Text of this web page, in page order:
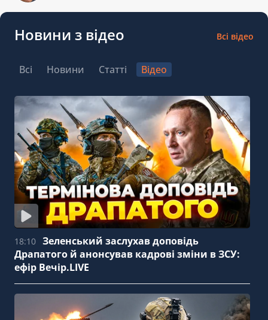
Новини з відео Всі відео
Всі Новини Статті Відео
18:10 Зеленський заслухав доповідь
Драпатого й анонсував кадрові зміни в ЗСУ:
ефір Вечір.LIVE